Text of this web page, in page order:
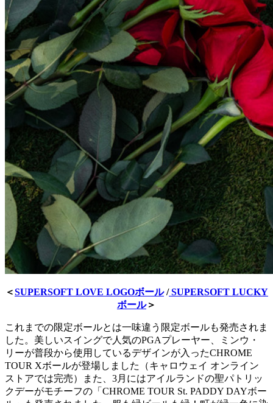
＜SUPERSOFT LOVE LOGOボール/SUPERSOFT LUCKY
ボール＞
これまでの限定ボールとは一味違う限定ボールも発売されま
した。美しいスイングで人気のPGAプレーヤー、ミンウ・
リーが普段から使用しているデザインが入ったCHROME
TOUR Xボールが登場しました（キャロウェイ オンライン
ストアでは完売）また、3月にはアイルランドの聖パトリッ
クデーがモチーフの「CHROME TOUR St. PADDY DAYボー